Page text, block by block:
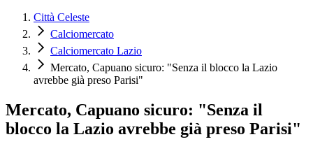
Città Celeste
Calciomercato
Calciomercato Lazio
Mercato, Capuano sicuro: "Senza il blocco la Lazio
avrebbe già preso Parisi"
Mercato, Capuano sicuro: "Senza il
blocco la Lazio avrebbe già preso Parisi"